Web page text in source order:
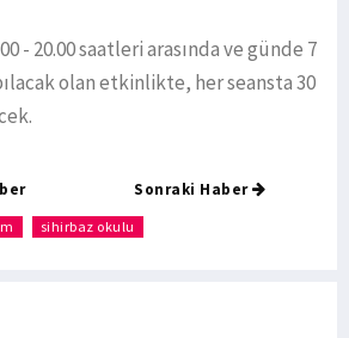
- 20.00 saatleri arasında ve günde 7
olan etkinlikte, her seansta 30
Sonraki Haber
sihirbaz okulu